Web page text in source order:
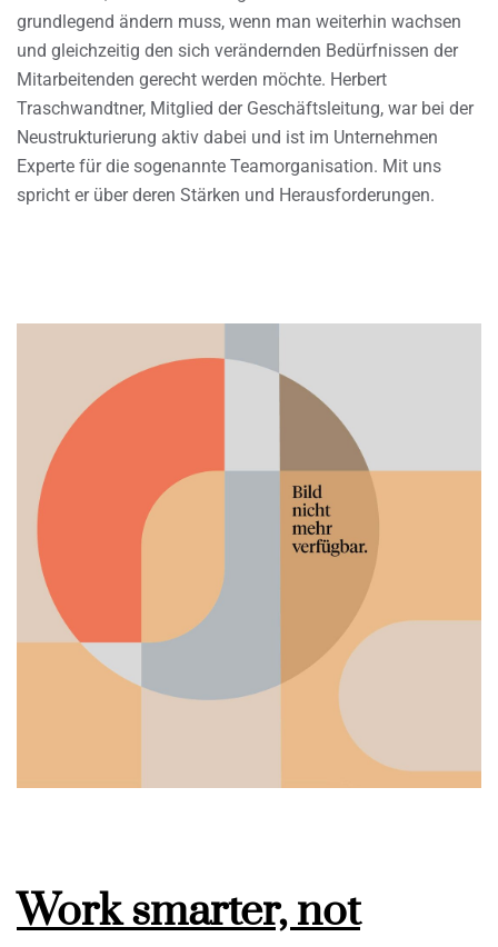
grundlegend ändern muss, wenn man weiterhin wachsen
und gleichzeitig den sich verändernden Bedürfnissen der
Mitarbeitenden gerecht werden möchte. Herbert
Traschwandtner, Mitglied der Geschäftsleitung, war bei der
Neustrukturierung aktiv dabei und ist im Unternehmen
Experte für die sogenannte Teamorganisation. Mit uns
spricht er über deren Stärken und Herausforderungen.
Work smarter, not